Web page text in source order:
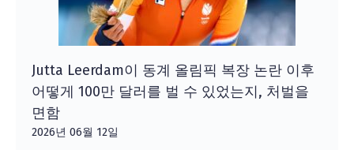
Jutta Leerdam이 동계 올림픽 복장 논란 이후
어떻게 100만 달러를 벌 수 있었는지, 처벌을
면함
2026년 06월 12일